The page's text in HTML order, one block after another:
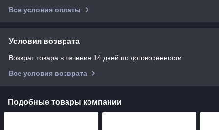
Все условия оплаты
Условия возврата
Возврат товара в течение 14 дней по договоренности
Все условия возврата
Подобные товары компании